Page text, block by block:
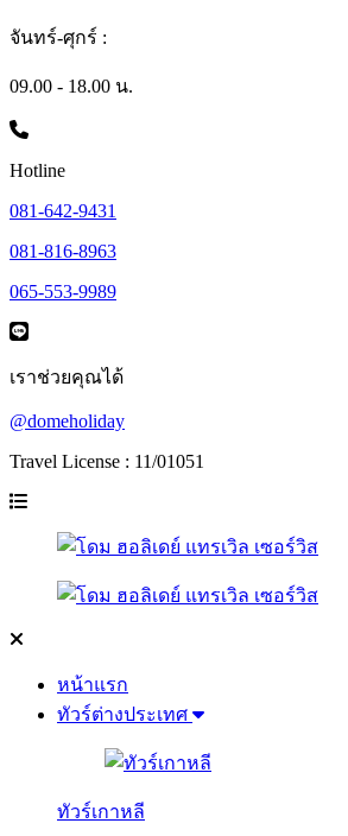
จันทร์-ศุกร์ :
09.00 - 18.00 น.
Hotline
081-642-9431
081-816-8963
065-553-9989
เราช่วยคุณได้
@domeholiday
Travel License : 11/01051
หน้าแรก
ทัวร์ต่างประเทศ
ทัวร์เกาหลี